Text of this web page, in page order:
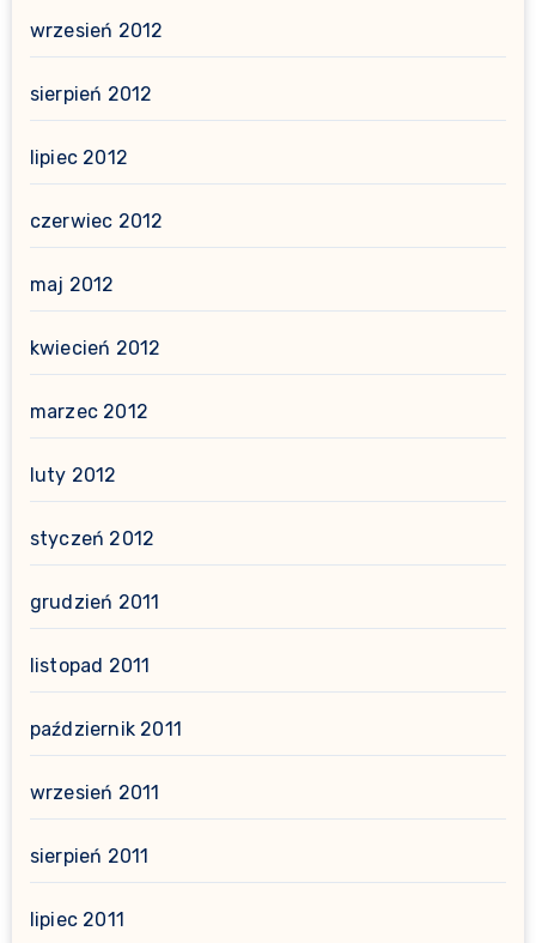
wrzesień 2012
sierpień 2012
lipiec 2012
czerwiec 2012
maj 2012
kwiecień 2012
marzec 2012
luty 2012
styczeń 2012
grudzień 2011
listopad 2011
październik 2011
wrzesień 2011
sierpień 2011
lipiec 2011